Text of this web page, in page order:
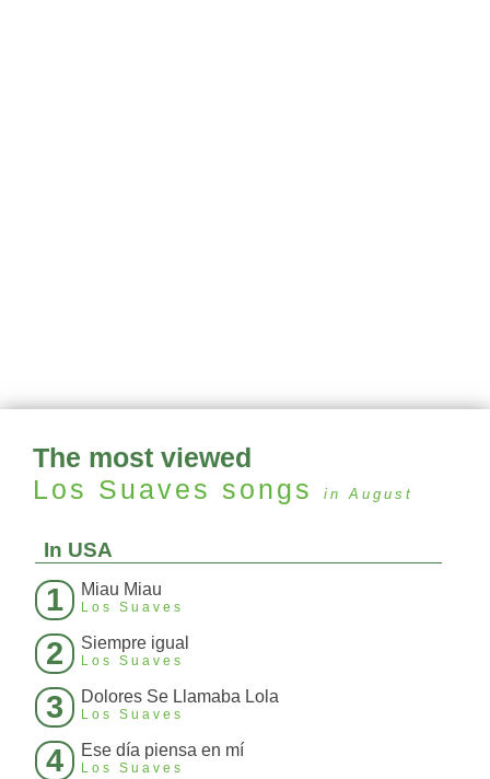
The most viewed
Los Suaves songs in August
In USA
1 Miau Miau
Los Suaves
2 Siempre igual
Los Suaves
3 Dolores Se Llamaba Lola
Los Suaves
4 Ese día piensa en mí
Los Suaves